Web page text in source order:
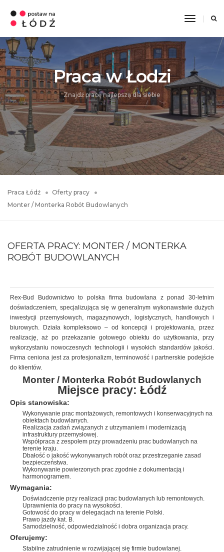
Toggle
Praca w Łodzi
Znajdź pracę najlepszą dla siebie
Praca Łódź
Oferty pracy
Monter / Monterka Robót Budowlanych
OFERTA PRACY: MONTER / MONTERKA
ROBÓT BUDOWLANYCH
Rex-Bud Budownictwo to polska firma budowlana z ponad 30-letnim
doświadczeniem, specjalizująca się w generalnym wykonawstwie dużych
inwestycji przemysłowych, magazynowych, logistycznych, handlowych i
biurowych. Działa kompleksowo – od koncepcji i projektowania, przez
realizację, aż po przekazanie gotowego obiektu do użytkowania, przy
wykorzystaniu nowoczesnych technologii i wysokich standardów jakości.
Firma ceniona jest za profesjonalizm, terminowość i partnerskie podejście
do klientów.
Monter / Monterka Robót Budowlanych
Miejsce pracy: Łódź
Opis stanowiska:
Wykonywanie prac montażowych, remontowych i konserwacyjnych na
obiektach budowlanych.
Realizacja zadań związanych z utrzymaniem i modernizacją
infrastruktury przemysłowej.
Współpraca z zespołem przy prowadzeniu prac budowlanych na
terenie kraju.
Dbałość o jakość wykonywanych robót oraz przestrzeganie zasad
bezpieczeństwa.
Wykonywanie powierzonych prac zgodnie z dokumentacją i
harmonogramem.
Wymagania:
Doświadczenie przy realizacji prac budowlanych lub remontowych.
Uprawnienia do pracy na wysokości.
Gotowość do pracy w delegacjach na terenie Polski.
Prawo jazdy kat. B.
Samodzielność, odpowiedzialność i dobra organizacja pracy.
Oferujemy:
Stabilne zatrudnienie w rozwijającej się firmie budowlanej.